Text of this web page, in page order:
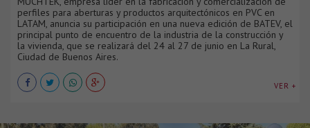
perfiles para aberturas y productos arquitectónicos en PVC en
LATAM, anuncia su participación en una nueva edición de BATEV, el
principal punto de encuentro de la industria de la construcción y
la vivienda, que se realizará del 24 al 27 de junio en La Rural,
Ciudad de Buenos Aires.
VER +